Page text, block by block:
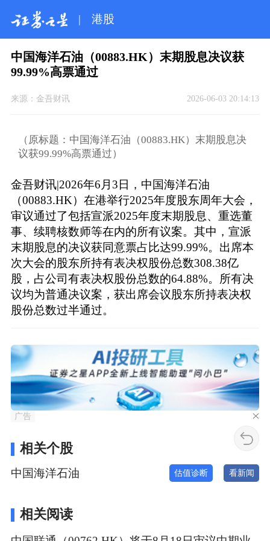
| 港股
中国海洋石油（00883.HK）末期股息决议获
99.99%高票通过
来源： 金吾财讯 2026-06-03 20:14:13
（原标题：中国海洋石油（00883.HK）末期股息决
议获99.99%高票通过）
金吾财讯|2026年6月3日，中国海洋石油
（00883.HK）在港举行2025年度股东周年大会，
审议通过了包括宣派2025年度末期股息、重选董
事、续聘核数师等在内的所有议案。其中，宣派
末期股息的决议获同意票占比达99.99%。出席本
次大会的股东所持有表决权股份总数308.38亿
股，占公司有表决权股份总数的64.88%。所有决
议均为普通决议案，获出席会议股东所持表决权
股份总数过半通过。
广告
相关个股
中国海洋石油 估值诊断 看新闻
相关阅读